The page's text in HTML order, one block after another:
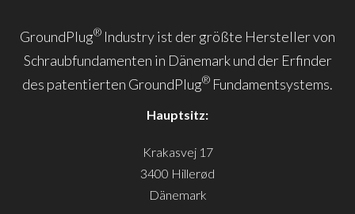
GroundPlug® Industry ist der größte Hersteller von
Schraubfundamenten in Dänemark und der Erfinder
des patentierten GroundPlug® Fundamentsystems.
Hauptsitz:
Krakasvej 17
3400 Hillerød
Dänemark